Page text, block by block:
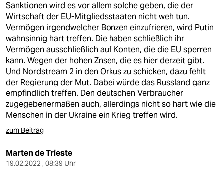
Sanktionen wird es vor allem solche geben, die der
Wirtschaft der EU-Mitgliedsstaaten nicht weh tun.
Vermögen irgendwelcher Bonzen einzufrieren, wird Putin
wahnsinnig hart treffen. Die haben schließlich ihr
Vermögen ausschließlich auf Konten, die die EU sperren
kann. Wegen der hohen Znsen, die es hier derzeit gibt.
Und Nordstream 2 in den Orkus zu schicken, dazu fehlt
der Regierung der Mut. Dabei würde das Russland ganz
empfindlich treffen. Den deutschen Verbraucher
zugegebenermaßen auch, allerdings nicht so hart wie die
Menschen in der Ukraine ein Krieg treffen wird.
zum Beitrag
Marten de Trieste
19.02.2022 , 08:39 Uhr